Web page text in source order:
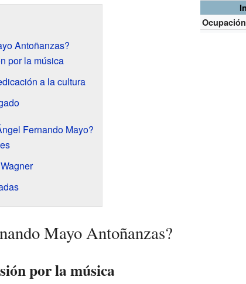
Ocupación
Antoñanzas?
por la música
a la cultura
Fernando Mayo?
Mayo Antoñanzas?
por la música